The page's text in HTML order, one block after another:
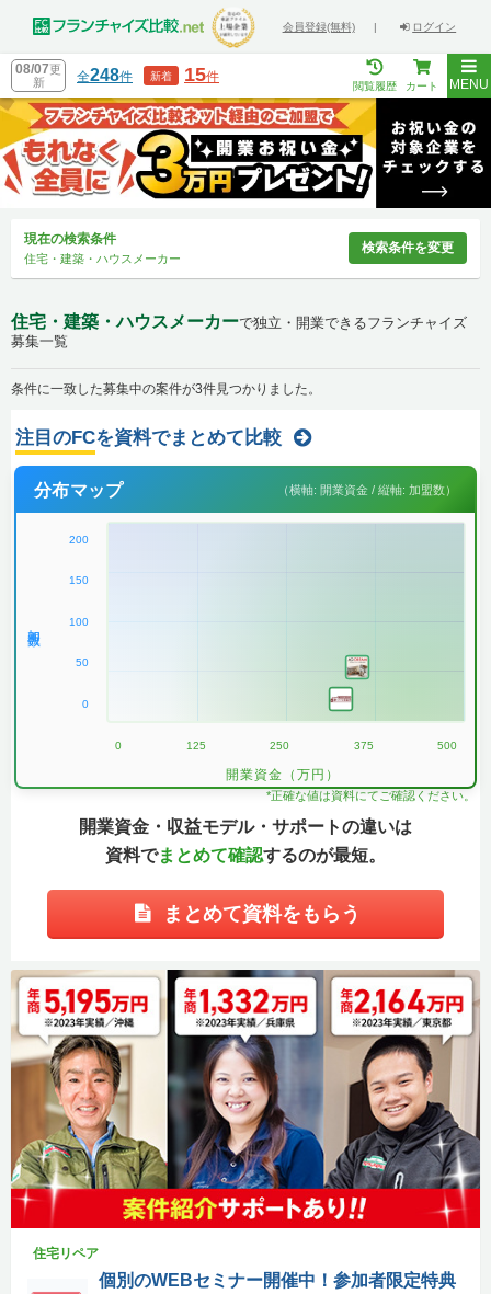
会員登録(無料) | ログイン
08/07更
新
全248件 新着 15件
閲覧履歴 カート MENU
現在の検索条件
住宅・建築・ハウスメーカー
検索条件を変更
住宅・建築・ハウスメーカーで独立・開業できるフランチャイズ
募集一覧
条件に一致した募集中の案件が3件見つかりました。
注目のFCを資料でまとめて比較
分布マップ （横軸: 開業資金 / 縦軸: 加盟数）
200
150
100
50
0
0 125 250 375 500
開業資金（万円）
*正確な値は資料にてご確認ください。
開業資金・収益モデル・サポートの違いは
資料でまとめて確認するのが最短。
まとめて資料をもらう
住宅リペア
個別のWEBセミナー開催中！参加者限定特典